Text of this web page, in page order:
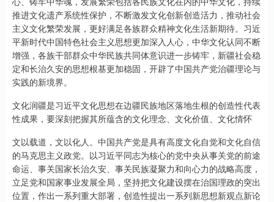
推进文化遗产系统性保护，不断激发文化创新创造活力，推动社会
主义文化繁荣发展，更好满足各族群众精神文化生活新期待。习近
平新时代中国特色社会主义思想更加深入人心，中华文化认同不断
增强，各族干部群众中华民族共同体意识进一步铸牢，新疆社会稳
定和长治久安的思想根基更加稳固，开辟了中国共产党治疆理论与
实践的新境界。
文化润疆是习近平文化思想在边疆民族地区落地生根的创造性代表
性成果，要深刻把握其所蕴含的文化理念、文化价值、文化情怀
文以载道，文以化人。中国共产党是具有高度文化自觉和文化自信
的马克思主义政党。以习近平同志为核心的党中央从事关党的前途
命运、事关国家长治久安、事关民族凝聚力和向心力的战略高度，
立足党和国家事业发展全局，坚持把文化建设摆在治国理政的突出
位置，作出一系列重大部署，创造性提出一系列新思想新观点新论